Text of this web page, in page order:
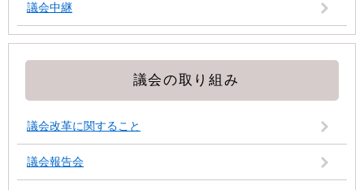
議会中継
議会の取り組み
議会改革に関すること
議会報告会